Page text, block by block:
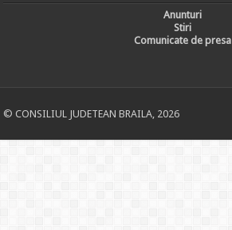
Anunturi
Stiri
Comunicate de presa
© CONSILIUL JUDETEAN BRAILA, 2026